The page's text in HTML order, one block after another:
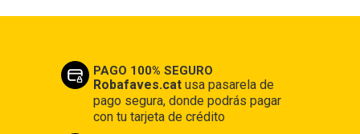
PAGO 100% SEGURO
Robafaves.catusa pasarela de
pago segura, donde podrás pagar
con tu tarjeta de crédito